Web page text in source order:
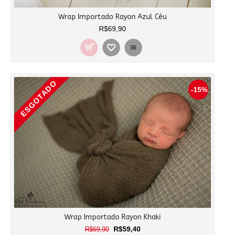
Wrap Importado Rayon Azul Céu
R$69,90
-15%
ESGOTADO
Wrap Importado Rayon Khaki
R$69,90 R$59,40